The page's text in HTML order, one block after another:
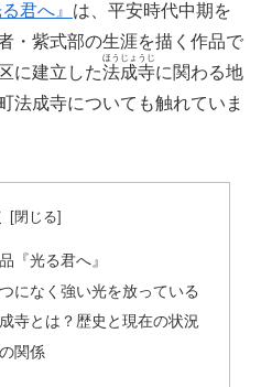
君へ』 は、平安時代中期を
・紫式部の生涯を描く作品で
に建立した法成寺
ほうじょうじ
に関わる地
法成寺についても触れていま
『光る君へ』
になく強い光を放っている
寺とは？歴史と現在の状況
関係